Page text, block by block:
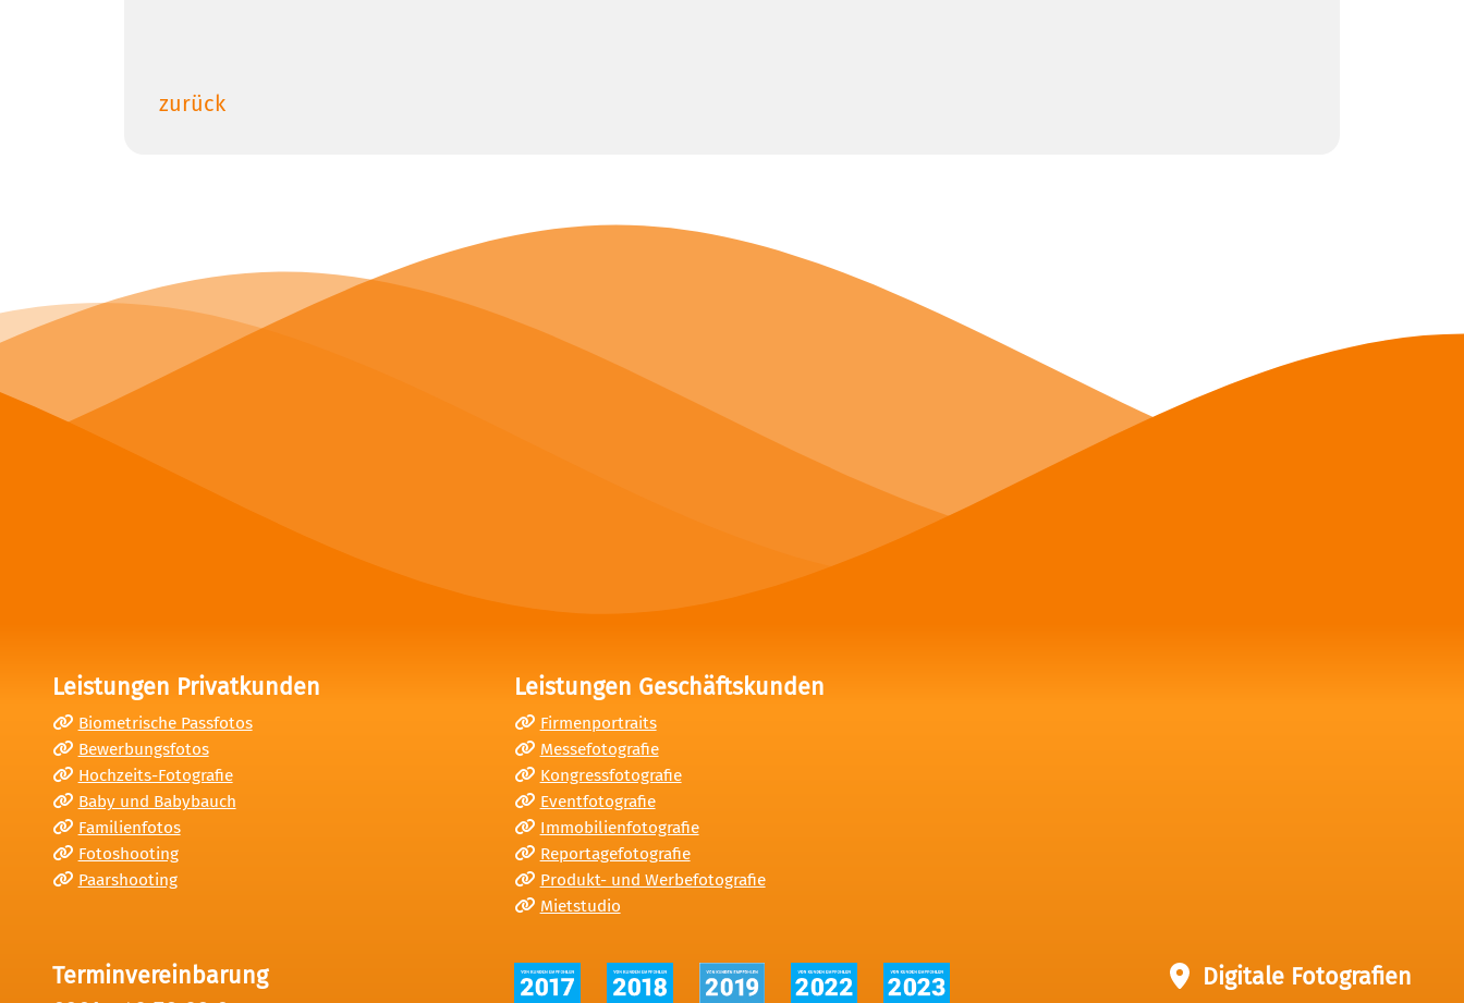
zurück
Leistungen Privatkunden
Biometrische Passfotos
Bewerbungsfotos
Hochzeits-Fotografie
Baby und Babybauch
Familienfotos
Fotoshooting
Paarshooting
Leistungen Geschäftskunden
Firmenportraits
Messefotografie
Kongressfotografie
Eventfotografie
Immobilienfotografie
Reportagefotografie
Produkt- und Werbefotografie
Mietstudio
Terminvereinbarung
Digitale Fotografien